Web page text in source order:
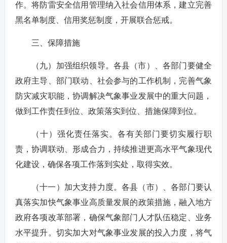
作。将防雷安全信用管理纳入社会信用体系，建立完善
黑名单制度、信用奖惩制度，开展联合惩戒。
三、保障措施
（九）加强组织领导。各县（市）、各部门要健全
政府主导、部门联动、社会参与的工作机制，完善气象
防灾减灾职能，协调解决气象事业发展中的重大问题，
做到工作责任到位、政策落实到位、措施保障到位。
（十）强化责任落实。各有关部门要切实履行职
责，协调联动、形成合力，持续推进更高水平气象现代
化建设，确保各项工作落到实处，取得实效。
（十一）加大支持力度。各县（市）、各部门要认
真落实加快气象事业高质量发展的政策措施，融入地方
政府各项改革部署，确保气象部门人才队伍稳定、业务
水平提升。切实加大对气象事业发展的投入力度，将气